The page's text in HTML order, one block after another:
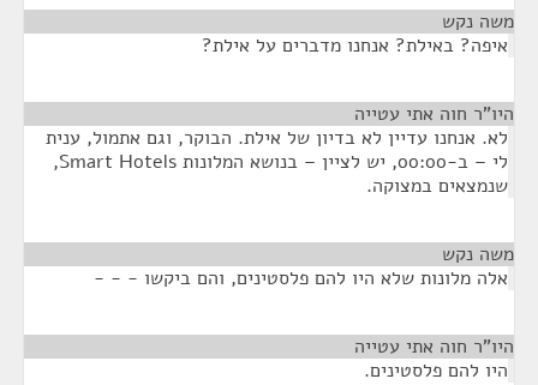
משה נקש
איפה? באילת? אנחנו מדברים על אילת?
היו"ר חוה אתי עטייה
לא. אנחנו עדיין לא בדיון של אילת. הבוקר, וגם אתמול, ענית
לי – ב-00:00, יש לציין – בנושא המלונות Smart Hotels,
שנמצאים במצוקה.
משה נקש
אלה מלונות שלא היו להם פלסטינים, והם ביקשו - - -
היו"ר חוה אתי עטייה
היו להם פלסטינים.